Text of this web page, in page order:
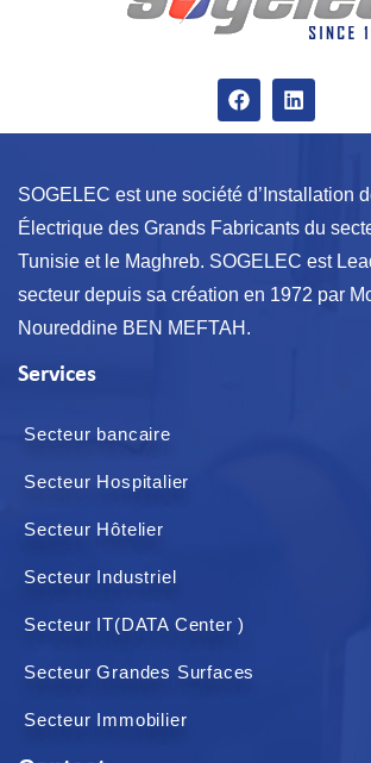
SOGELEC est une société d’Installation
Électrique des Grands Fabricants du
Tunisie et le Maghreb. SOGELEC est
secteur depuis sa création en 1972 par
Noureddine BEN MEFTAH.
Services
Secteur bancaire
Secteur Hospitalier
Secteur Hôtelier
Secteur Industriel
Secteur IT(DATA Center )
Secteur Grandes Surfaces
Secteur Immobilier